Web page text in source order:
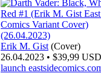
Erik M. Gist (Cover)
26.04.2023 • $39,99
launch